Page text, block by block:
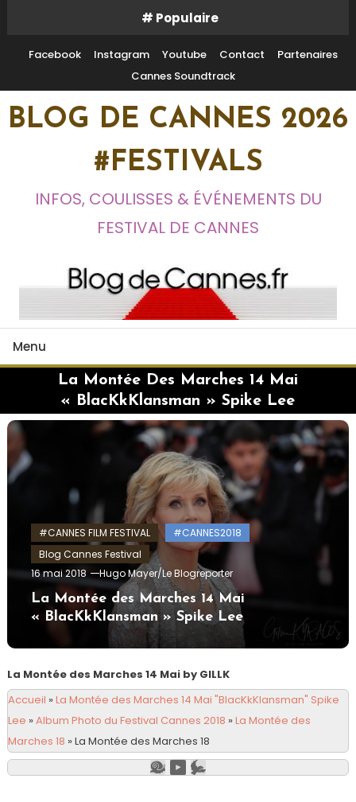
Content
# Populaire
Facebook Instagram Youtube Contact
Partenaires
Cannes Soundtrack
BLOG DE CANNES 2026
#FESTIVALS
INFOS, COULISSES & ÉVÉNEMENTS DU
FESTIVAL DE CANNES
Menu
La Montée Des Marches 14 Mai
« BlacKkKlansman » Spike Lee
#CANNES FILM FESTIVAL
#CANNES2018
Blog Cannes Festival
16 mai 2018
Hugo Mayer/Le Blogreporter
La Montée des Marches 14 Mai
« BlacKkKlansman » Spike Lee
La Montée des Marches 14 Mai by GILLK
Accueil »La Montée des Marches 14 Mai "BlacKkKlansman" Spike
Lee »Album Photo du Festival Cannes 2018 »La Montée des
Marches 18 »La Montée des Marches 18